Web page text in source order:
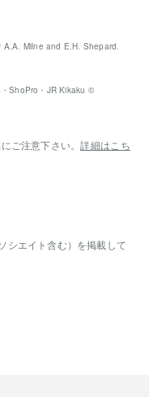
A.A. Milne and E.H. Shepard.
ShoPro・JR Kikaku ©
ご注意下さい。詳細はこち
シエイト含む）を掲載して